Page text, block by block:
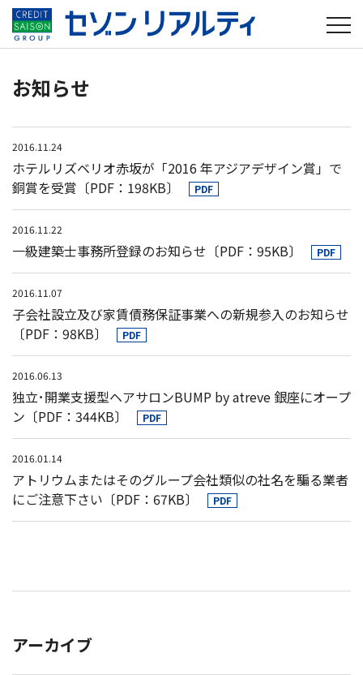
お知らせ
2016.11.24
ホテルリズベリオ赤坂が「2016 年アジアデザイン賞」で
銅賞を受賞〔PDF：198KB〕
PDF
2016.11.22
一級建築士事務所登録のお知らせ〔PDF：95KB〕 PDF
2016.11.07
子会社設立及び家賃債務保証事業への新規参入のお知らせ
〔PDF：98KB〕
PDF
2016.06.13
独立･開業支援型ヘアサロンBUMP by atreve 銀座にオープ
ン〔PDF：344KB〕
PDF
2016.01.14
アトリウムまたはそのグループ会社類似の社名を騙る業者
にご注意下さい〔PDF：67KB〕
PDF
アーカイブ